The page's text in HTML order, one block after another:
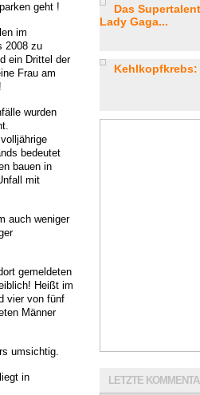
geht !
im
2008 zu
ein Drittel der
Frau am
wurden
bedeutet
bauen in
mit
auch weniger
gemeldeten
Heißt im
vier von fünf
Männer
umsichtig.
in
Das
Lady Gaga...
Kehlkopfkrebs:
LETZTE